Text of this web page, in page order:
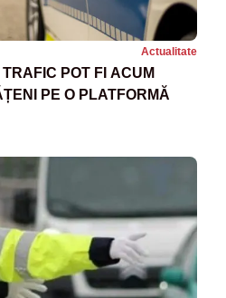
Actualitate
POT FI ACUM
PE O PLATFORMĂ